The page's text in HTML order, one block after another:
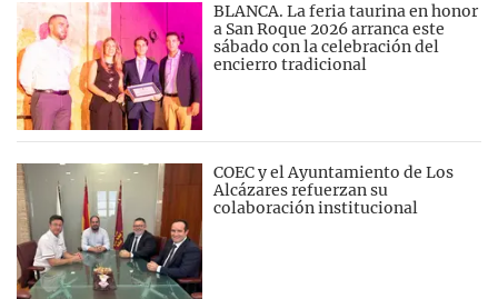
BLANCA. La feria taurina en honor
a San Roque 2026 arranca este
sábado con la celebración del
encierro tradicional
COEC y el Ayuntamiento de Los
Alcázares refuerzan su
colaboración institucional